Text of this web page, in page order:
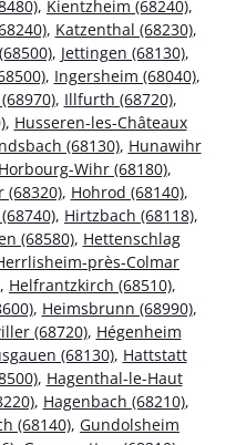
, Kientzheim (68240),
, Katzenthal (68230),
, Jettingen (68130),
, Ingersheim (68040),
, Illfurth (68720),
, Husseren-les-Châteaux
(68130), Hunawihr
Horbourg-Wihr (68180),
(68320), Hohrod (68140),
, Hirtzbach (68118),
(68580), Hettenschlag
près-Colmar
, Helfrantzkirch (68510),
, Heimsbrunn (68990),
(68720), Hégenheim
(68130), Hattstatt
, Hagenthal-le-Haut
, Hagenbach (68210),
(68140), Gundolsheim